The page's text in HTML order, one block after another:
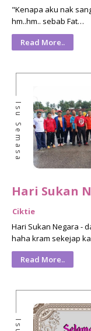
"Kenapa aku nak
hm..hm.. sebab Fat…
Read More..
Isu Semasa
Hari Sukan
Ciktie
Hari Sukan Negara -
haha kram sekejap
Read More..